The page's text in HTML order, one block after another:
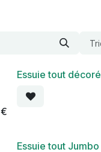
€
Essuie tout
Essuie tout Jumbo